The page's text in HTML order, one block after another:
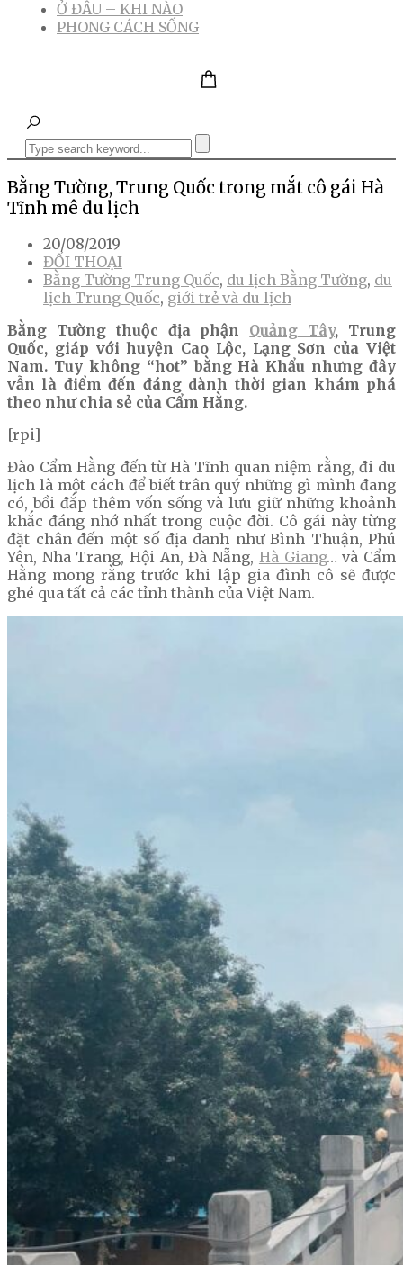
Ở ĐÂU – KHI NÀO
PHONG CÁCH SỐNG
Bằng Tường, Trung Quốc trong mắt cô gái Hà
Tĩnh mê du lịch
20/08/2019
ĐỐI THOẠI
Bằng Tường Trung Quốc, du lịch Bằng Tường, du
lịch Trung Quốc, giới trẻ và du lịch
Bằng Tường thuộc địa phận Quảng Tây, Trung
Quốc, giáp với huyện Cao Lộc, Lạng Sơn của Việt
Nam. Tuy không “hot” bằng Hà Khẩu nhưng đây
vẫn là điểm đến đáng dành thời gian khám phá
theo như chia sẻ của Cẩm Hằng.
[rpi]
Đào Cẩm Hằng đến từ Hà Tĩnh quan niệm rằng, đi du
lịch là một cách để biết trân quý những gì mình đang
có, bồi đắp thêm vốn sống và lưu giữ những khoảnh
khắc đáng nhớ nhất trong cuộc đời. Cô gái này từng
đặt chân đến một số địa danh như Bình Thuận, Phú
Yên, Nha Trang, Hội An, Đà Nẵng, Hà Giang… và Cẩm
Hằng mong rằng trước khi lập gia đình cô sẽ được
ghé qua tất cả các tỉnh thành của Việt Nam.